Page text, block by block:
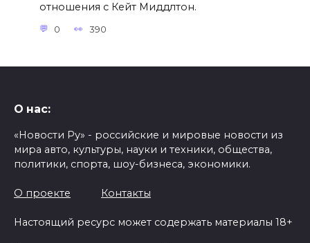
отношения с Кейт Миддлтон.
0 390
О нас:
«Новости Ру» - российские и мировые новости из
мира авто, культуры, науки и техники, общества,
политики, спорта, шоу-бизнеса, экономики.
О проекте Контакты
Настоящий ресурс может содержать материалы 18+